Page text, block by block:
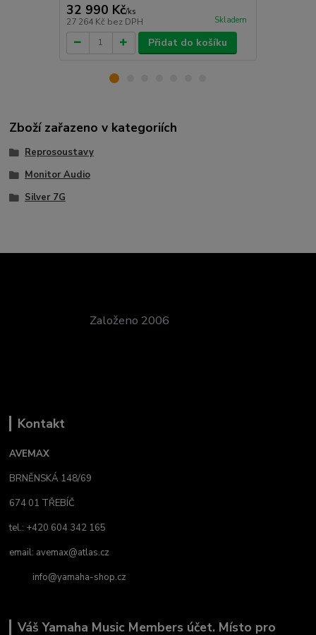
32 990 Kč/ks
27 264 Kč bez DPH Skladem
Přidat do košíku
Zboží zařazeno v kategoriích
Reprosoustavy
Monitor Audio
Silver 7G
Založeno 2006
Kontakt
AVEMAX
BRNĚNSKÁ 148/69
674 01 TŘEBÍČ
tel.: +420 604 342 165
email: avemax@atlas.cz
info@yamaha-shop.cz
Váš Yamaha Music Members účet. Místo pro